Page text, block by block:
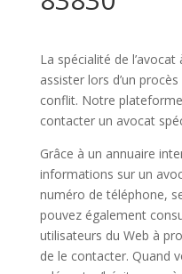
La spécialité de
assister lors d’un
conflit. Notre
contacter un avocat
Grâce à un annuaire
informations sur un
numéro de téléphone,
pouvez également
utilisateurs du Web à
de le contacter. Quand